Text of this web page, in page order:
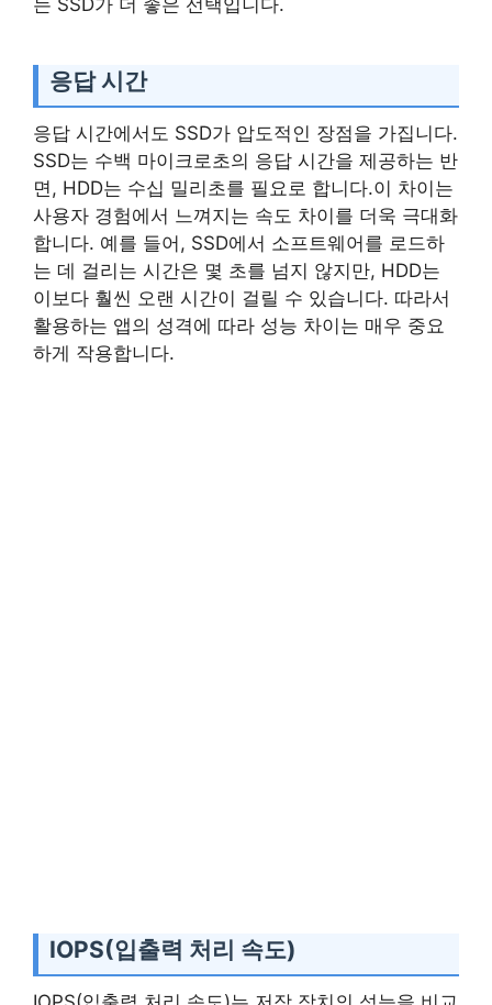
는 SSD가 더 좋은 선택입니다.
응답 시간
응답 시간에서도 SSD가 압도적인 장점을 가집니다.
SSD는 수백 마이크로초의 응답 시간을 제공하는 반
면, HDD는 수십 밀리초를 필요로 합니다.이 차이는
사용자 경험에서 느껴지는 속도 차이를 더욱 극대화
합니다. 예를 들어, SSD에서 소프트웨어를 로드하
는 데 걸리는 시간은 몇 초를 넘지 않지만, HDD는
이보다 훨씬 오랜 시간이 걸릴 수 있습니다. 따라서
활용하는 앱의 성격에 따라 성능 차이는 매우 중요
하게 작용합니다.
IOPS(입출력 처리 속도)